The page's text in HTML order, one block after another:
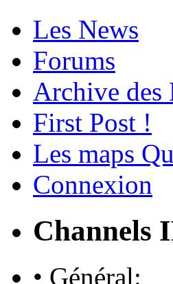
Les News
Forums
Archive des
First Post !
Les maps
Connexion
Channels
• Général: